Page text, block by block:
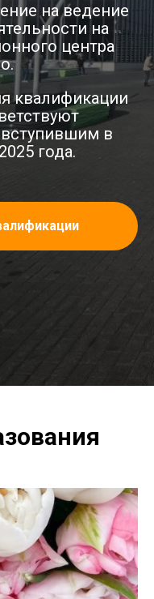
на ведение
на
центра
квалификации
вступившим в
года.